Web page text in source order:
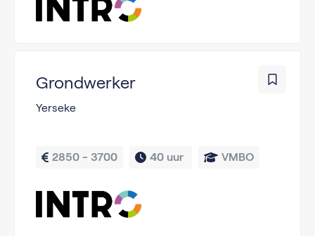
Grondwerker
Yerseke
2850 - 3700 40 uur VMBO